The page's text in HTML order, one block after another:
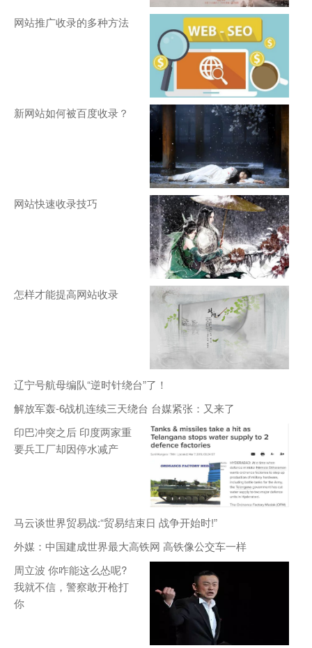
网站推广收录的多种方法
新网站如何被百度收录？
网站快速收录技巧
怎样才能提高网站收录
辽宁号航母编队“逆时针绕台”了！
解放军轰-6战机连续三天绕台 台媒紧张：又来了
印巴冲突之后 印度两家重
要兵工厂却因停水减产
马云谈世界贸易战:“贸易结束日 战争开始时!”
外媒：中国建成世界最大高铁网 高铁像公交车一样
周立波 你咋能这么怂呢?
我就不信，警察敢开枪打
你